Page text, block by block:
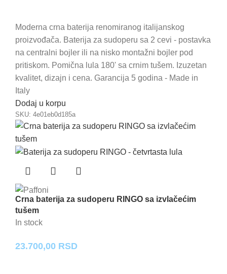
Moderna crna baterija renomiranog italijanskog
proizvođača. Baterija za sudoperu sa 2 cevi - postavka
na centralni bojler ili na nisko montažni bojler pod
pritiskom. Pomična lula 180' sa crnim tušem. Izuzetan
kvalitet, dizajn i cena. Garancija 5 godina - Made in
Italy
Dodaj u korpu
SKU: 4e01eb0d185a
Crna baterija za sudoperu RINGO sa izvlačećim
tušem
In stock
23.700,00 RSD